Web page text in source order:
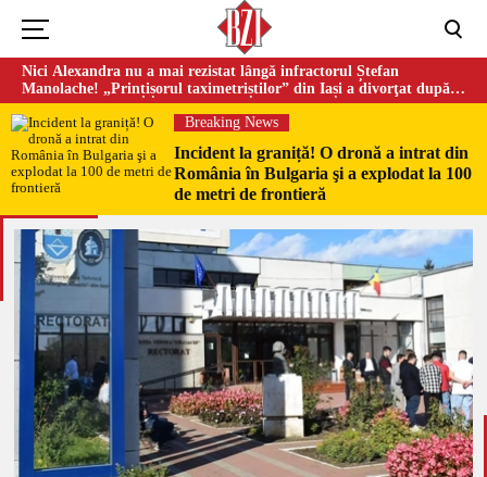
Nici Alexandra nu a mai rezistat lângă infractorul Ștefan
Manolache! „Prințișorul taximetriștilor” din Iași a divorţat după
doi ani de căsnicie
Breaking News
Incident la graniță! O dronă a intrat din
România în Bulgaria şi a explodat la 100
de metri de frontieră